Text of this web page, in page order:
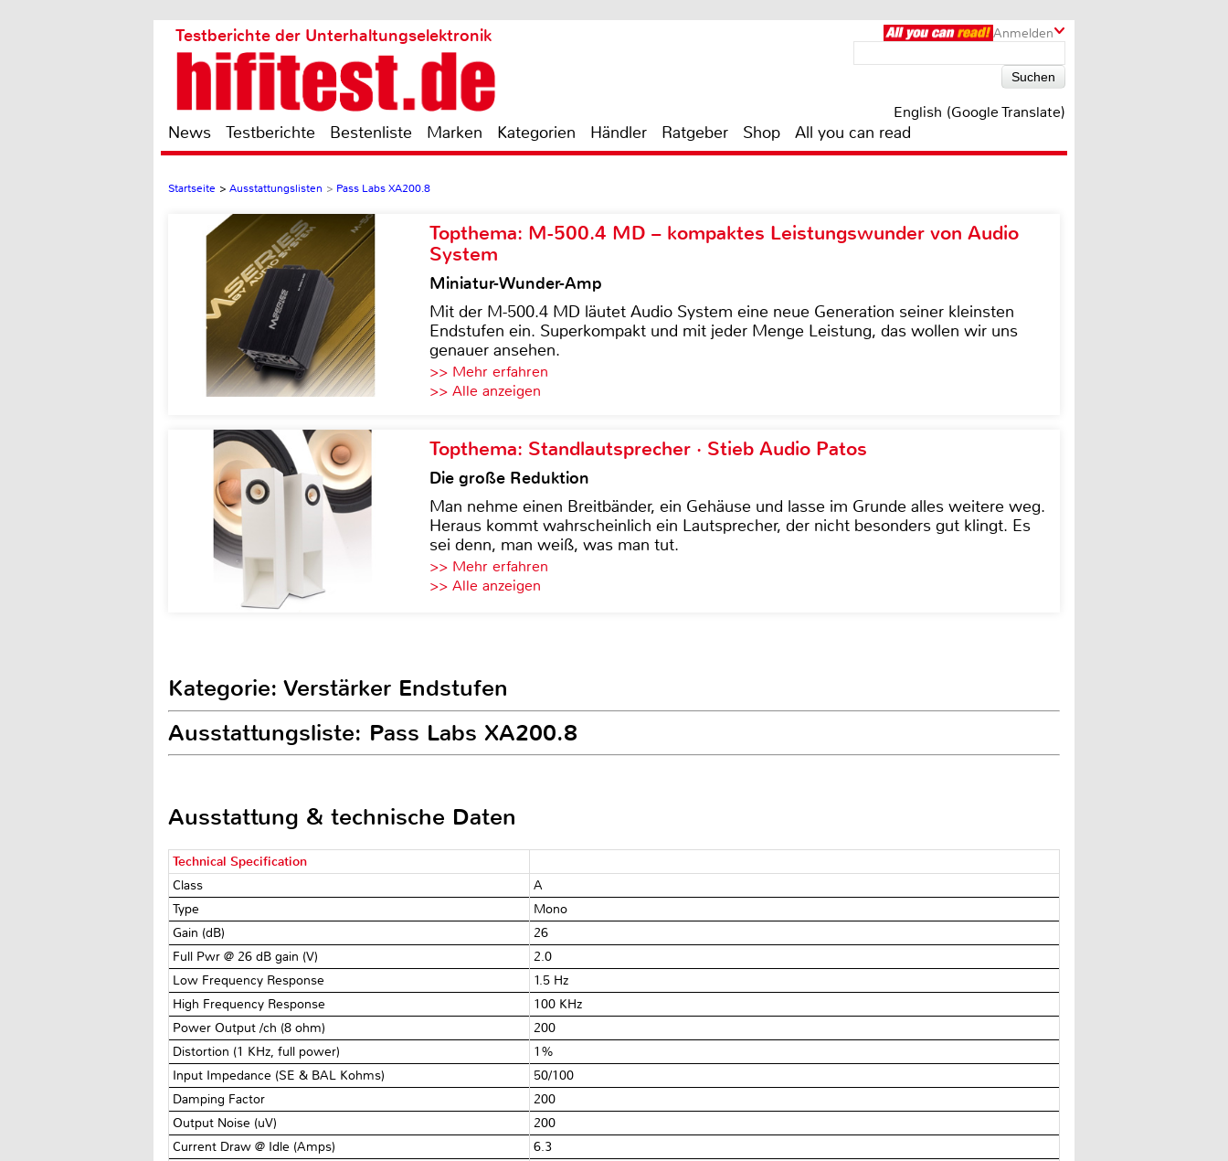
Anmelden
Testberichte der Unterhaltungselektronik
English (Google Translate)
News Testberichte Bestenliste Marken Kategorien Händler Ratgeber Shop All you can read
Startseite > Ausstattungslisten > Pass Labs XA200.8
Topthema: M-500.4 MD – kompaktes Leistungswunder von Audio
System
Miniatur-Wunder-Amp
Mit der M-500.4 MD läutet Audio System eine neue Generation seiner kleinsten
Endstufen ein. Superkompakt und mit jeder Menge Leistung, das wollen wir uns
genauer ansehen.
>> Mehr erfahren
>> Alle anzeigen
Topthema: Standlautsprecher · Stieb Audio Patos
Die große Reduktion
Man nehme einen Breitbänder, ein Gehäuse und lasse im Grunde alles weitere weg.
Heraus kommt wahrscheinlich ein Lautsprecher, der nicht besonders gut klingt. Es
sei denn, man weiß, was man tut.
>> Mehr erfahren
>> Alle anzeigen
Kategorie: Verstärker Endstufen
Ausstattungsliste: Pass Labs XA200.8
Ausstattung & technische Daten
Technical Specification
Class
A
Type
Mono
Gain (dB)
26
Full Pwr @ 26 dB gain (V)
2.0
Low Frequency Response
1.5 Hz
High Frequency Response
100 KHz
Power Output /ch (8 ohm)
200
Distortion (1 KHz, full power)
1%
Input Impedance (SE & BAL Kohms)
50/100
Damping Factor
200
Output Noise (uV)
200
Current Draw @ Idle (Amps)
6.3